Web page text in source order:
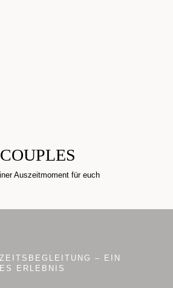
COUPLES
Auszeitmoment für euch
– EIN
ERLEBNIS